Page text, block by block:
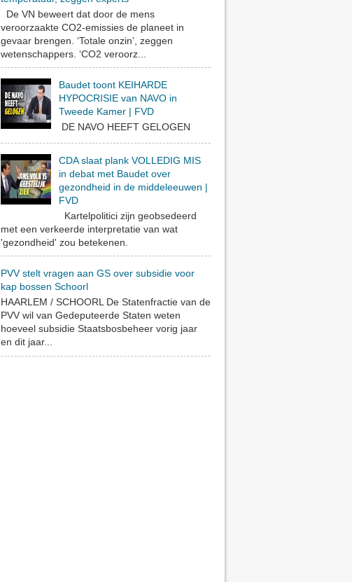
De VN beweert dat door de mens
veroorzaakte CO2-emissies de planeet in
gevaar brengen. ‘Totale onzin’, zeggen
wetenschappers. ‘CO2 veroorz...
Baudet toont KEIHARDE
HYPOCRISIE van NAVO in
Tweede Kamer | FVD
DE NAVO HEEFT GELOGEN
CDA slaat plank VOLLEDIG MIS
in debat met Baudet over
gezondheid in de middeleeuwen |
FVD
Kartelpolitici zijn geobsedeerd
met een verkeerde interpretatie van wat
'gezondheid' zou betekenen.
PVV stelt vragen aan GS over subsidie voor
kap bossen Schoorl
HAARLEM / SCHOORL De Statenfractie van de
PVV wil van Gedeputeerde Staten weten
hoeveel subsidie Staatsbosbeheer vorig jaar
en dit jaar...